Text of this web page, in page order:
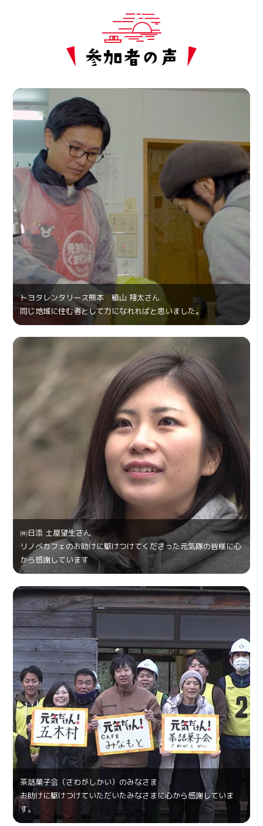
トヨタレンタリース熊本 植山 翔太さん
同じ地域に住む者として力になれればと思いました。
㈱日添 土屋望生さん
リノベカフェのお助けに駆けつけてくださった元気隊の皆様に心
から感謝しています
茶話菓⼦会（さわがしかい）のみなさま
お助けに駆けつけていただいたみなさまに心から感謝していま
す。